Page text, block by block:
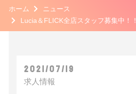
ホーム
ニュース
Lucia＆FLICK全店スタッフ募集中！！
2021/07/19
求人情報